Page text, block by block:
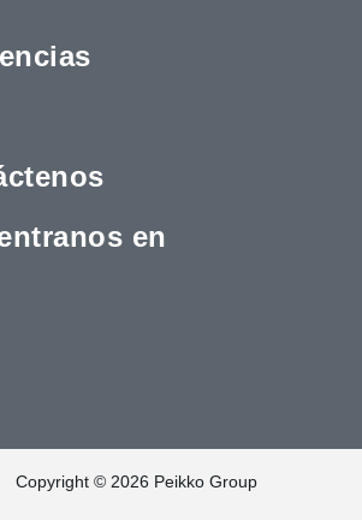
en
Copyright © 2026 Peikko Group